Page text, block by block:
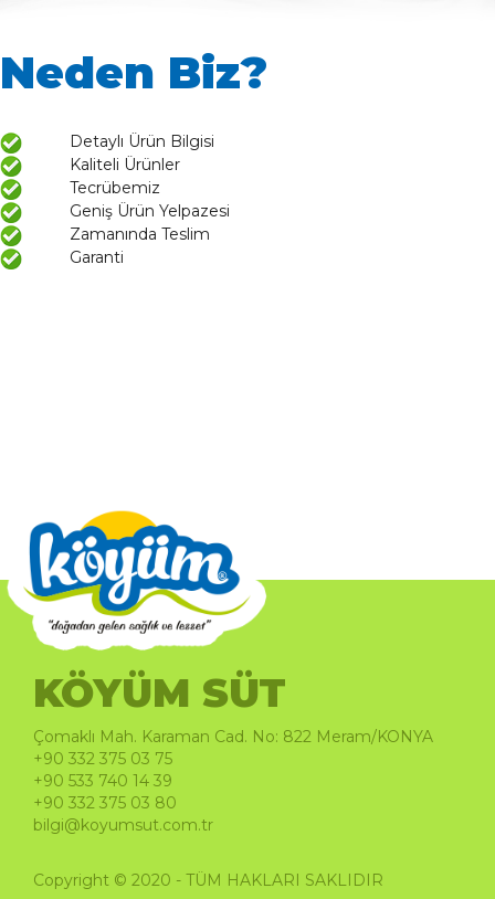
Neden Biz?
Detaylı Ürün Bilgisi
Kaliteli Ürünler
Tecrübemiz
Geniş Ürün Yelpazesi
Zamanında Teslim
Garanti
KÖYÜM SÜT
Çomaklı Mah. Karaman Cad. No: 822 Meram/KONYA
+90 332 375 03 75
+90 533 740 14 39
+90 332 375 03 80
bilgi@koyumsut.com.tr
Copyright © 2020 - TÜM HAKLARI SAKLIDIR